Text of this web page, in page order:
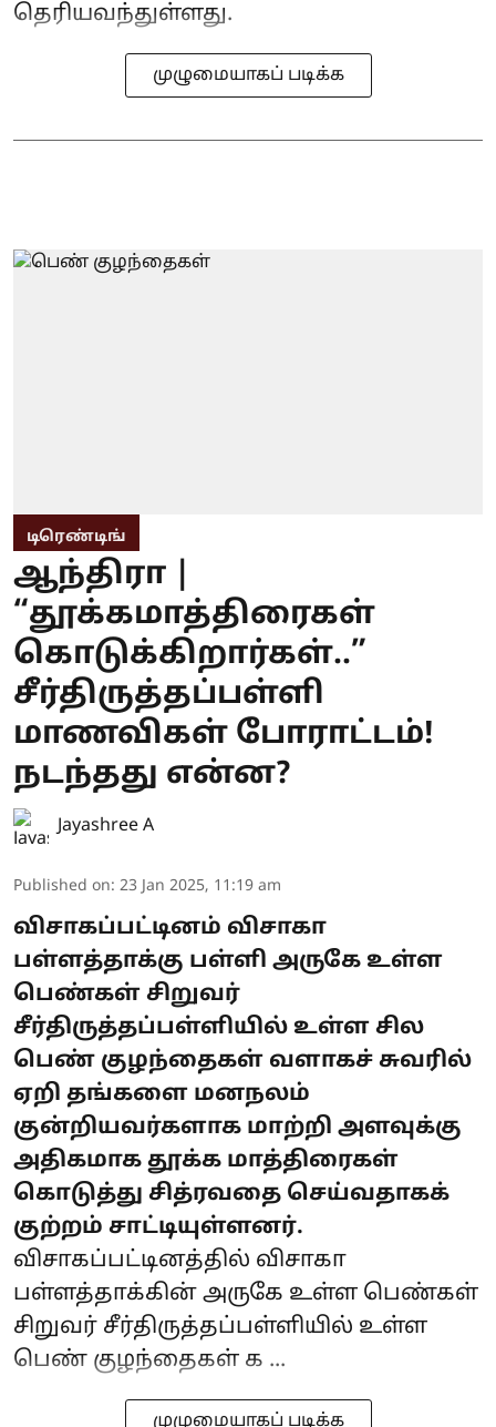
தெரியவந்துள்ளது.
முழுமையாகப் படிக்க
டிரெண்டிங்
ஆந்திரா |
“தூக்கமாத்திரைகள்
கொடுக்கிறார்கள்..”
சீர்திருத்தப்பள்ளி
மாணவிகள் போராட்டம்!
நடந்தது என்ன?
Jayashree A
Published on: 23 Jan 2025, 11:19 am
விசாகப்பட்டினம் விசாகா
பள்ளத்தாக்கு பள்ளி அருகே உள்ள
பெண்கள் சிறுவர்
சீர்திருத்தப்பள்ளியில் உள்ள சில
பெண் குழந்தைகள் வளாகச் சுவரில்
ஏறி தங்களை மனநலம்
குன்றியவர்களாக மாற்றி அளவுக்கு
அதிகமாக தூக்க மாத்திரைகள்
கொடுத்து சித்ரவதை செய்வதாகக்
குற்றம் சாட்டியுள்ளனர்.
விசாகப்பட்டினத்தில் விசாகா
பள்ளத்தாக்கின் அருகே உள்ள பெண்கள்
சிறுவர் சீர்திருத்தப்பள்ளியில் உள்ள
பெண் குழந்தைகள் க ...
முழுமையாகப் படிக்க